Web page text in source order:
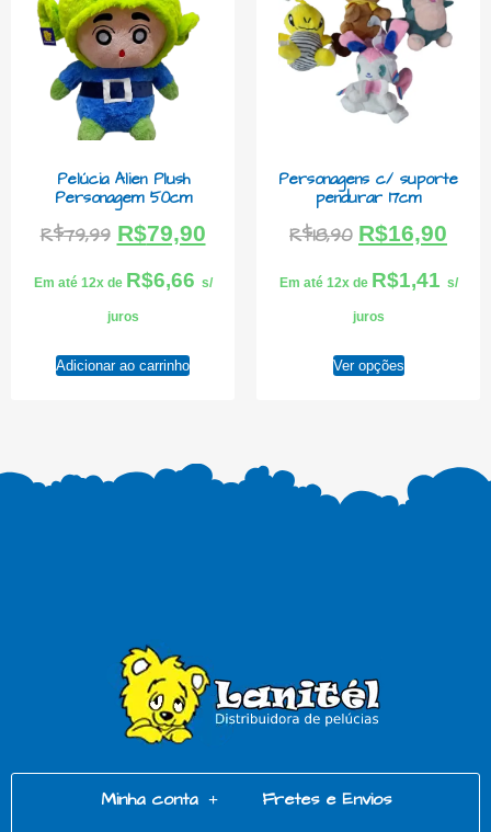
Pelúcia Alien Plush
Personagem 50cm
R$79,99 R$79,90
Em até 12x de R$6,66 s/
juros
Adicionar ao carrinho
Personagens c/ suporte
pendurar 17cm
R$18,90 R$16,90
Em até 12x de R$1,41 s/
juros
Ver opções
Minha conta Fretes e Envios